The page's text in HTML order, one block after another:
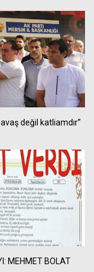
değil katliamdır”
MEHMET BOLAT